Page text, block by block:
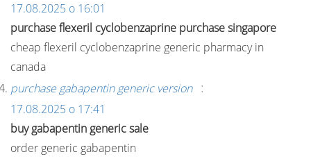
17.08.2025 о 16:01
purchase flexeril cyclobenzaprine purchase singapore
cheap flexeril cyclobenzaprine generic pharmacy in
canada
purchase gabapentin generic version :
17.08.2025 о 17:41
buy gabapentin generic sale
order generic gabapentin